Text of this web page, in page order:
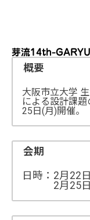
芽流14th-
概要
大阪市立大学
による設計課題
25日(月)開催。
会期
日時：2月22
2月25